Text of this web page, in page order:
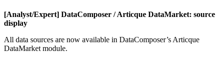
[Analyst/Expert] DataComposer / Articque DataMarket: source
display
All data sources are now available in DataComposer’s Articque
DataMarket module.